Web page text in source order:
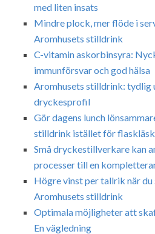
med liten insats
Mindre plock, mer flöde i
Aromhusets stilldrink
C-vitamin askorbinsyra:
immunförsvar och god hälsa
Aromhusets stilldrink: tydlig
dryckesprofil
Gör dagens lunch
stilldrink istället för flaskläsk
Små dryckestillverkare kan
processer till en
Högre vinst per tallrik när du
Aromhusets stilldrink
Optimala möjligheter att
En vägledning